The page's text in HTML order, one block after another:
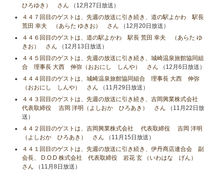
ひろゆき） さん （12月27日放送）
４４７回目のゲストは、先週の放送に引き続き、道の駅よかわ 駅長
荒田 幸夫 （あらた ゆきお） さん （12月20日放送）
４４６回目のゲストは、道の駅よかわ 駅長 荒田 幸夫 （あらた ゆ
きお） さん （12月13日放送）
４４５回目のゲストは、先週の放送に引き続き、城崎温泉旅館協同組
合 理事長 大西 伸弥（おおにし しんや） さん （12月6日放送）
４４４回目のゲストは、城崎温泉旅館協同組合 理事長 大西 伸弥
（おおにし しんや） さん （11月29日放送）
４４３回目のゲストは、先週の放送に引き続き、吉岡興業株式会社
代表取締役 吉岡 洋明（よしおか ひろあき） さん （11月22日放
送）
４４２回目のゲストは、吉岡興業株式会社 代表取締役 吉岡 洋明
（よしおか ひろあき） さん （11月15日放送）
４４１回目のゲストは、先週の放送に引き続き、伊丹商店連合会 副
会長、 D.O.D 株式会社 代表取締役 岩花 玄 （いわはな げん）
さん （11月8日放送）